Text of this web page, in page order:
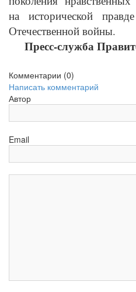
на исторической
Отечественной войны.
Пресс-служба
Комментарии (0)
Написать комментарий
Автор
Email